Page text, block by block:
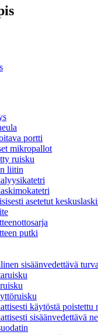
portti
mikropallot
ruisku
liitin
asetetut
putki
sisäänvedettävä
käytöstä poistettu
sisäänvedettävä